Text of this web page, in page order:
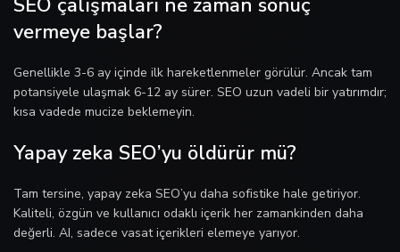
SEO çalışmaları ne zaman sonuç
vermeye başlar?
Genellikle 3-6 ay içinde ilk hareketlenmeler görülür. Ancak tam
potansiyele ulaşmak 6-12 ay sürer. SEO uzun vadeli bir yatırımdır;
kısa vadede mucize beklemeyin.
Yapay zeka SEO’yu öldürür mü?
Tam tersine, yapay zeka SEO’yu daha sofistike hale getiriyor.
Kaliteli, özgün ve kullanıcı odaklı içerik her zamankinden daha
değerli. AI, sadece vasat içerikleri elemeye yarıyor.